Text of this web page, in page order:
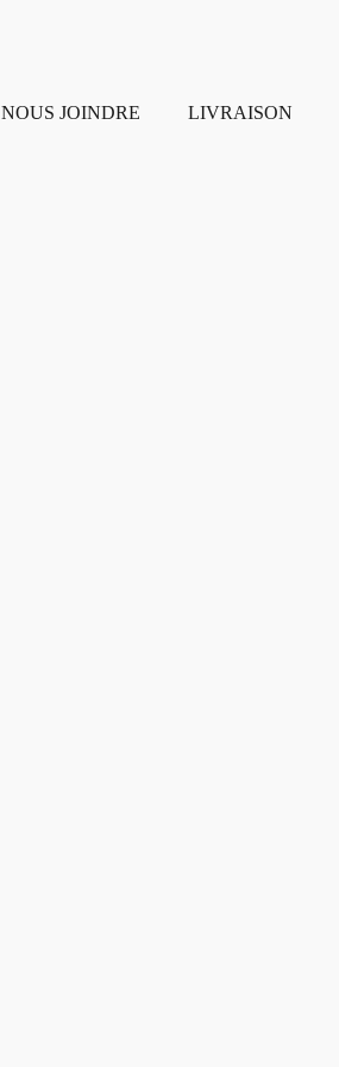
NOUS JOINDRE LIVRAISON